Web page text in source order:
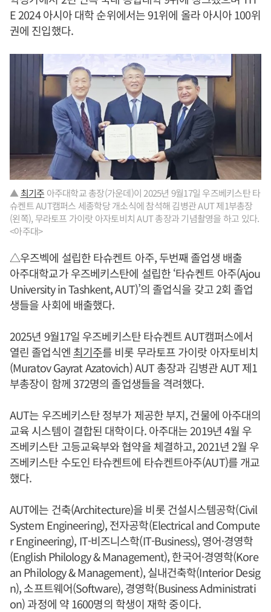
E 2024 아시아 대학 순위에서는 91위에 올라 아시아 100위
권에 진입했다.
▲ 최기주 아주대학교 총장(가운데)이 2025년 9월17일 우즈베키스탄 타
슈켄트 AUT캠퍼스 세종학당 개소식에 참석해 김병관 AUT 제1부총장
(왼쪽), 무라토프 가이랏 아자토비치 AUT 총장과 기념촬영을 하고 있다.
<아주대>
△우즈벡에 설립한 타슈켄트 아주, 두번째 졸업생 배출
아주대학교가 우즈베키스탄에 설립한 ‘타슈켄트 아주(Ajou
University in Tashkent, AUT)’의 졸업식을 갖고 2회 졸업
생들을 사회에 배출했다.
2025년 9월17일 우즈베키스탄 타슈켄트 AUT캠퍼스에서
열린 졸업식엔 최기주를 비롯 무라토프 가이랏 아자토비치
(Muratov Gayrat Azatovich) AUT 총장과 김병관 AUT 제1
부총장이 함께 372명의 졸업생들을 격려했다.
AUT는 우즈베키스탄 정부가 제공한 부지, 건물에 아주대의
교육 시스템이 결합된 대학이다. 아주대는 2019년 4월 우
즈베키스탄 고등교육부와 협약을 체결하고, 2021년 2월 우
즈베키스탄 수도인 타슈켄트에 타슈켄트아주(AUT)를 개교
했다.
AUT에는 건축(Architecture)을 비롯 건설시스템공학(Civil
System Engineering), 전자공학(Electrical and Compute
r Engineering), IT-비즈니스학(IT-Business), 영어·경영학
(English Philology & Management), 한국어·경영학(Kore
an Philology & Management), 실내건축학(Interior Desig
n), 소프트웨어(Software), 경영학(Business Administrati
on) 과정에 약 1600명의 학생이 재학 중이다.